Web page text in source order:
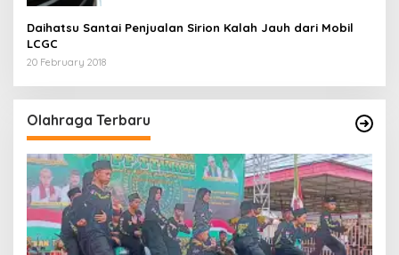
Daihatsu Santai Penjualan Sirion Kalah Jauh dari Mobil
LCGC
20 February 2018
Olahraga Terbaru